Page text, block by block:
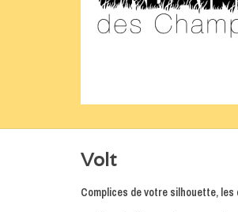
Volt
Complices de votre silhouette, les